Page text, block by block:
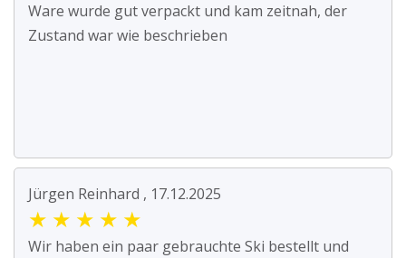
Ware wurde gut verpackt und kam zeitnah, der
Zustand war wie beschrieben
Jürgen Reinhard , 17.12.2025
★ ★ ★ ★ ★
Wir haben ein paar gebrauchte Ski bestellt und